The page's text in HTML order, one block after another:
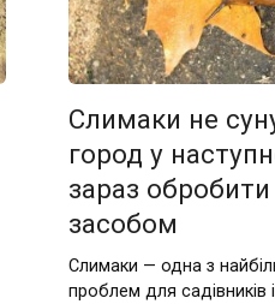
Слимаки не
город у
зараз
засобом
Слимаки — одна з
проблем для садівників